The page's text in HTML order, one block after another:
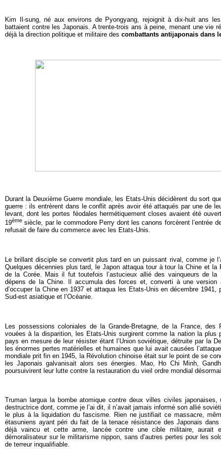
Kim Il-sung, né aux environs de Pyongyang, rejoignit à dix-huit ans
battaient contre les Japonais. A trente-trois ans à peine, menant une vie
déjà la direction politique et militaire des combattants antijaponais dans
Durant la Deuxième Guerre mondiale, les Etats-Unis décidèrent du sort
guerre : ils entrèrent dans le conflit après avoir été attaqués par une de
levant, dont les portes féodales hermétiquement closes avaient été
19ème siècle, par le commodore Perry dont les canons forcèrent l’entrée
refusait de faire du commerce avec les Etats-Unis.
Le brillant disciple se convertit plus tard en un puissant rival, comme je
Quelques décennies plus tard, le Japon attaqua tour à tour la Chine et la
de la Corée. Mais il fut toutefois l’astucieux allié des vainqueurs de la
dépens de la Chine. Il accumula des forces et, converti à une version
d’occuper la Chine en 1937 et attaqua les Etats-Unis en décembre 1941,
Sud-est asiatique et l’Océanie.
Les possessions coloniales de la Grande-Bretagne, de la France, des
vouées à la disparition, les Etats-Unis surgirent comme la nation la plus
pays en mesure de leur résister étant l’Union soviétique, détruite par la
les énormes pertes matérielles et humaines que lui avait causées
mondiale prit fin en 1945, la Révolution chinoise était sur le point de se
les Japonais galvanisait alors ses énergies. Mao, Ho Chi Minh,
poursuivirent leur lutte contre la restauration du vieil ordre mondial
Truman largua la bombe atomique contre deux villes civiles japonaises,
destructrice dont, comme je l’ai dit, il n’avait jamais informé son allié
le plus à la liquidation du fascisme. Rien ne justifiait ce massacre,
étasuniens ayant péri du fait de la tenace résistance des Japonais dans
déjà vaincu et cette arme, lancée contre une cible militaire,
démoralisateur sur le militarisme nippon, sans d’autres pertes pour les
de terreur inqualifiable.